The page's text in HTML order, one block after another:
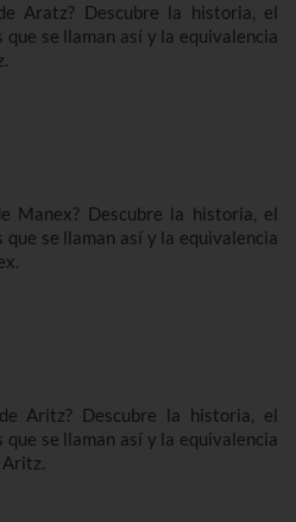
Aratz? Descubre la historia, el
que se llaman así y la equivalencia
Manex? Descubre la historia, el
que se llaman así y la equivalencia
Aritz? Descubre la historia, el
que se llaman así y la equivalencia
Aritz.